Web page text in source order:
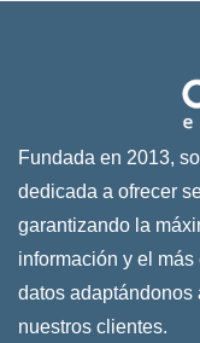
Fundada en 2013,
dedicada a ofrecer
garantizando la
información y el
datos
nuestros clientes.